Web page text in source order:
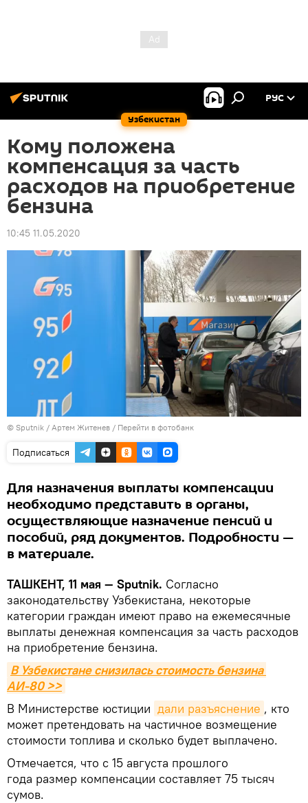
Узбекистан
РУС
Кому положена
компенсация за часть
расходов на приобретение
бензина
10:45 11.05.2020
© Sputnik / Артем Житенев / Перейти в фотобанк
Подписаться
Для назначения выплаты компенсации
необходимо представить в органы,
осуществляющие назначение пенсий и
пособий, ряд документов. Подробности —
в материале.
ТАШКЕНТ, 11 мая — Sputnik. Согласно
законодательству Узбекистана, некоторые
категории граждан имеют право на ежемесячные
выплаты денежная компенсация за часть расходов
на приобретение бензина.
В Узбекистане снизилась стоимость бензина
АИ-80 >>
В Министерстве юстиции дали разъяснение , кто
может претендовать на частичное возмещение
стоимости топлива и сколько будет выплачено.
Отмечается, что с 15 августа прошлого
года размер компенсации составляет 75 тысяч
сумов.